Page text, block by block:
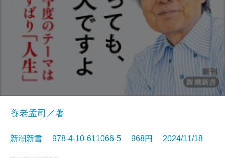
養老孟司／著
新潮新書 978-4-10-611066-5 968円 2024/11/18